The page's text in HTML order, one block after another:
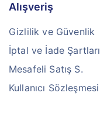
Alışveriş
Gizlilik ve Güvenlik
İptal ve İade Şartları
Mesafeli Satış S.
Kullanıcı Sözleşmesi